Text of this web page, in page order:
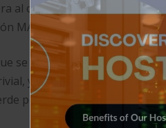
al comienzo de la ejecución
MAC del dispositivo y
se puede usar para
y los datos de la víctima
por alguna razón, la clave